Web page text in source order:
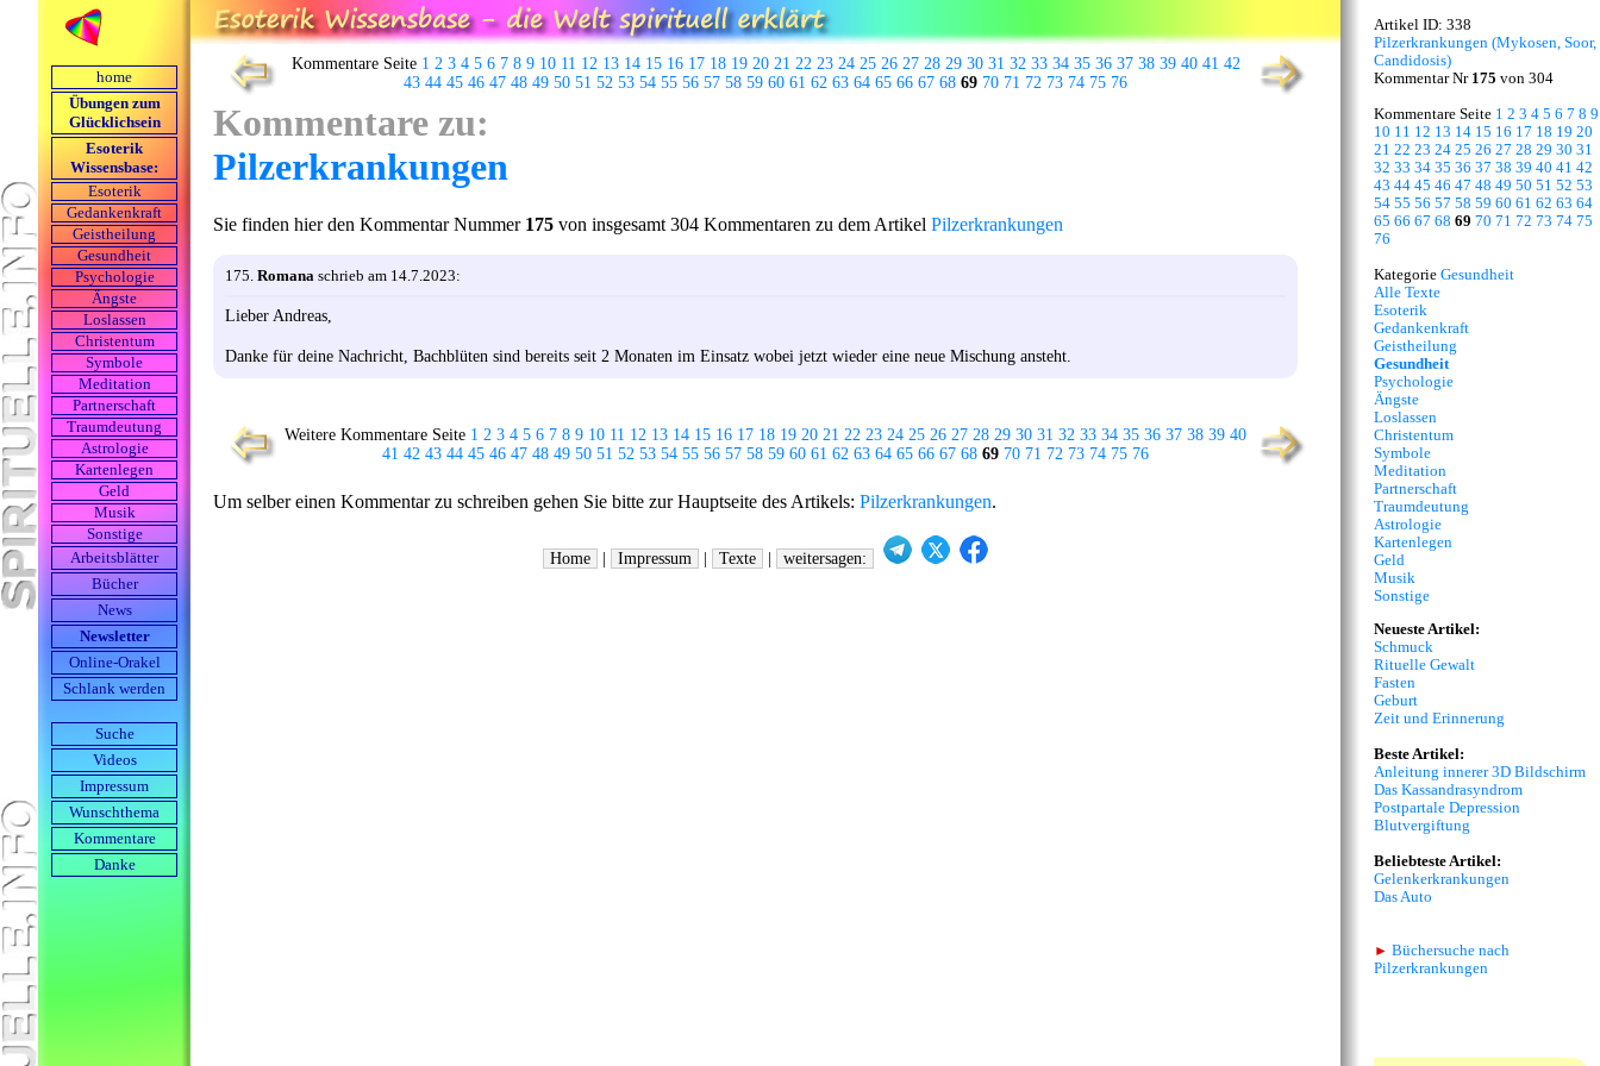
home
Übungen zum
Glücklichsein
Esoterik
Wissensbase:
Esoterik
Gedankenkraft
Geistheilung
Gesundheit
Psychologie
Ängste
Loslassen
Christentum
Symbole
Meditation
Partnerschaft
Traumdeutung
Astrologie
Kartenlegen
Geld
Musik
Sonstige
Arbeits­blätter
Bücher
News
Newsletter
Online-Orakel
Schlank werden
Suche
Videos
Impressum
Wunschthema
Kommentare
Danke
Kommentare Seite 1 2 3 4 5 6 7 8 9 10 11 12 13 14 15 16 17 18 19 20 21 22 23 24 25 26 27 28 29 30 31 32 33 34 35 36 37 38 39 40 41 42
43 44 45 46 47 48 49 50 51 52 53 54 55 56 57 58 59 60 61 62 63 64 65 66 67 68 69 70 71 72 73 74 75 76
Kommentare zu:
Pilzerkrankungen
Sie finden hier den Kommentar Nummer 175 von insgesamt 304 Kommentaren zu dem Artikel Pilzerkrankungen
175. Romana schrieb am 14.7.2023:
Lieber Andreas,
Danke für deine Nachricht, Bachblüten sind bereits seit 2 Monaten im Einsatz wobei jetzt wieder eine neue Mischung ansteht.
Weitere Kommentare Seite 1 2 3 4 5 6 7 8 9 10 11 12 13 14 15 16 17 18 19 20 21 22 23 24 25 26 27 28 29 30 31 32 33 34 35 36 37 38 39 40
41 42 43 44 45 46 47 48 49 50 51 52 53 54 55 56 57 58 59 60 61 62 63 64 65 66 67 68 69 70 71 72 73 74 75 76
Um selber einen Kommentar zu schreiben gehen Sie bitte zur Hauptseite des Artikels: Pilzerkrankungen.
Home Impressum Texte weitersagen:
Artikel ID: 338
Pilzerkrankungen (Mykosen, Soor,
Candidosis)
Kommentar Nr 175 von 304
Kommentare Seite 1 2 3 4 5 6 7 8 9
10 11 12 13 14 15 16 17 18 19 20
21 22 23 24 25 26 27 28 29 30 31
32 33 34 35 36 37 38 39 40 41 42
43 44 45 46 47 48 49 50 51 52 53
54 55 56 57 58 59 60 61 62 63 64
65 66 67 68 69 70 71 72 73 74 75
76
Kategorie Gesundheit
Alle Texte
Esoterik
Gedankenkraft
Geistheilung
Gesundheit
Psychologie
Ängste
Loslassen
Christentum
Symbole
Meditation
Partnerschaft
Traumdeutung
Astrologie
Kartenlegen
Geld
Musik
Sonstige
Neueste Artikel:
Schmuck
Rituelle Gewalt
Fasten
Geburt
Zeit und Erinnerung
Beste Artikel:
Anleitung innerer 3D Bildschirm
Das Kassandrasyndrom
Postpartale Depression
Blutvergiftung
Beliebteste Artikel:
Gelenkerkrankungen
Das Auto
► Büchersuche nach
Pilzerkrankungen